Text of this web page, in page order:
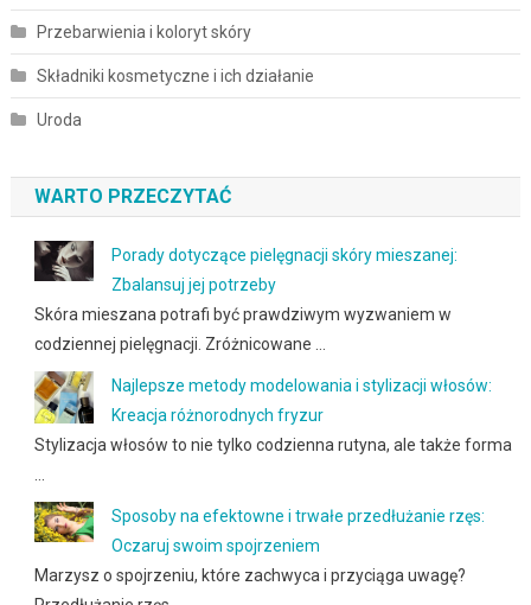
Przebarwienia i koloryt skóry
Składniki kosmetyczne i ich działanie
Uroda
WARTO PRZECZYTAĆ
Porady dotyczące pielęgnacji skóry mieszanej:
Zbalansuj jej potrzeby
Skóra mieszana potrafi być prawdziwym wyzwaniem w
codziennej pielęgnacji. Zróżnicowane …
Najlepsze metody modelowania i stylizacji włosów:
Kreacja różnorodnych fryzur
Stylizacja włosów to nie tylko codzienna rutyna, ale także forma
…
Sposoby na efektowne i trwałe przedłużanie rzęs:
Oczaruj swoim spojrzeniem
Marzysz o spojrzeniu, które zachwyca i przyciąga uwagę?